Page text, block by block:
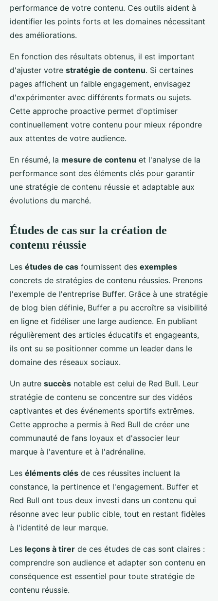
performance de votre contenu. Ces outils aident à
identifier les points forts et les domaines nécessitant
des améliorations.
En fonction des résultats obtenus, il est important
d'ajuster votre stratégie de contenu. Si certaines
pages affichent un faible engagement, envisagez
d'expérimenter avec différents formats ou sujets.
Cette approche proactive permet d'optimiser
continuellement votre contenu pour mieux répondre
aux attentes de votre audience.
En résumé, la mesure de contenu et l'analyse de la
performance sont des éléments clés pour garantir
une stratégie de contenu réussie et adaptable aux
évolutions du marché.
Études de cas sur la création de
contenu réussie
Les études de cas fournissent des exemples
concrets de stratégies de contenu réussies. Prenons
l'exemple de l'entreprise Buffer. Grâce à une stratégie
de blog bien définie, Buffer a pu accroître sa visibilité
en ligne et fidéliser une large audience. En publiant
régulièrement des articles éducatifs et engageants,
ils ont su se positionner comme un leader dans le
domaine des réseaux sociaux.
Un autre succès notable est celui de Red Bull. Leur
stratégie de contenu se concentre sur des vidéos
captivantes et des événements sportifs extrêmes.
Cette approche a permis à Red Bull de créer une
communauté de fans loyaux et d'associer leur
marque à l'aventure et à l'adrénaline.
Les éléments clés de ces réussites incluent la
constance, la pertinence et l'engagement. Buffer et
Red Bull ont tous deux investi dans un contenu qui
résonne avec leur public cible, tout en restant fidèles
à l'identité de leur marque.
Les leçons à tirer de ces études de cas sont claires :
comprendre son audience et adapter son contenu en
conséquence est essentiel pour toute stratégie de
contenu réussie.